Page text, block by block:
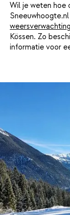
Wil je weten hoe
weersverwachting
Kössen. Zo
informatie voor